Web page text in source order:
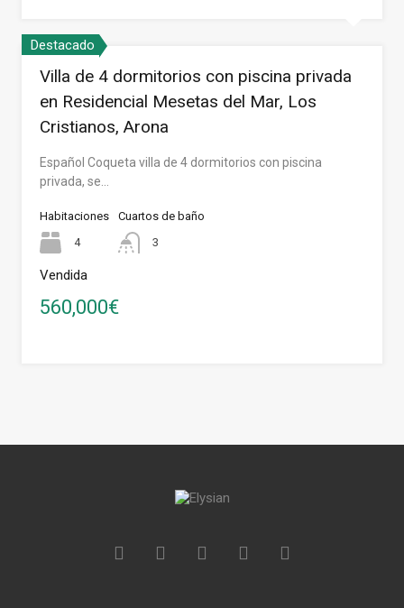
Destacado
Villa de 4 dormitorios con piscina privada
en Residencial Mesetas del Mar, Los
Cristianos, Arona
Español Coqueta villa de 4 dormitorios con piscina
privada, se…
Habitaciones
4
Cuartos de baño
3
Vendida
560,000€